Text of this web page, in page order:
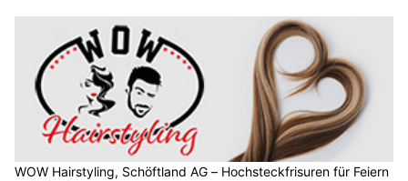
WOW Hairstyling, Schöftland AG – Hochsteckfrisuren für Feiern